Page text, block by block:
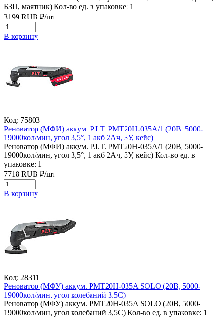
БЗП, маятник) Кол-во ед. в упаковке: 1
3199 RUB ₽/шт
В корзину
Код: 75803
Реноватор (МФИ) аккум. P.I.T. PMT20H-035A/1 (20В, 5000-
19000кол/мин, угол 3,5°, 1 акб 2Ач, ЗУ, кейс)
Реноватор (МФИ) аккум. P.I.T. PMT20H-035A/1 (20В, 5000-
19000кол/мин, угол 3,5°, 1 акб 2Ач, ЗУ, кейс) Кол-во ед. в
упаковке: 1
7718 RUB ₽/шт
В корзину
Код: 28311
Реноватор (МФУ) аккум. PMT20H-035A SOLO (20В, 5000-
19000кол/мин, угол колебаний 3,5С)
Реноватор (МФУ) аккум. PMT20H-035A SOLO (20В, 5000-
19000кол/мин, угол колебаний 3,5С) Кол-во ед. в упаковке: 1